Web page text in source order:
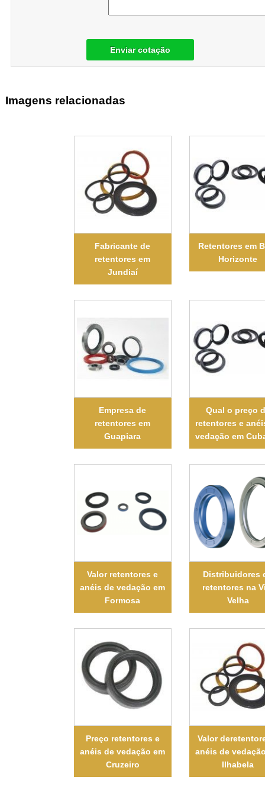
Enviar cotação
Imagens relacionadas
Fabricante de
retentores em
Jundiaí
Retentores em
Horizonte
Empresa de
retentores em
Guapiara
Qual o preço
retentores e
vedação em
Valor retentores e
anéis de vedação em
Formosa
Distribuidores
retentores na
Velha
Preço retentores e
anéis de vedação em
Cruzeiro
Valor
anéis de
Ilhabela